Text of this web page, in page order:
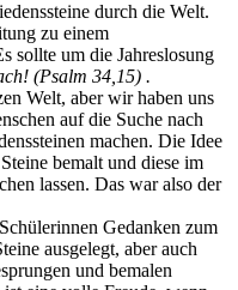
durch die Welt.
zu einem
sollte um die Jahreslosung
(Psalm 34,15) .
Welt, aber wir haben uns
auf die Suche nach
machen. Die Idee
bemalt und diese im
lassen. Das war also der
Gedanken zum
ausgelegt, aber auch
und bemalen